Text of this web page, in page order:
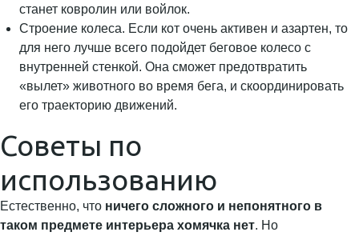
станет ковролин или войлок.
Строение колеса. Если кот очень активен и азартен, то
для него лучше всего подойдет беговое колесо с
внутренней стенкой. Она сможет предотвратить
«вылет» животного во время бега, и скоординировать
его траекторию движений.
Советы по
использованию
Естественно, что ничего сложного и непонятного в
таком предмете интерьера хомячка нет. Но